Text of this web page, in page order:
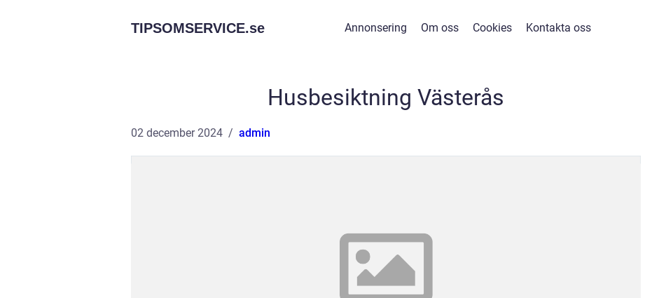
TIPSOMSERVICE.se Annonsering Om oss Cookies Kontakta oss
Husbesiktning Västerås
02 december 2024 admin